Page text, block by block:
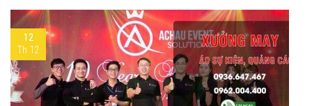
12
Th 12